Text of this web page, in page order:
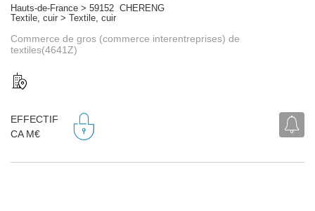
Hauts-de-France > 59152 CHERENG
Textile, cuir > Textile, cuir
Commerce de gros (commerce interentreprises) de
textiles(4641Z)
EFFECTIF
CA M€